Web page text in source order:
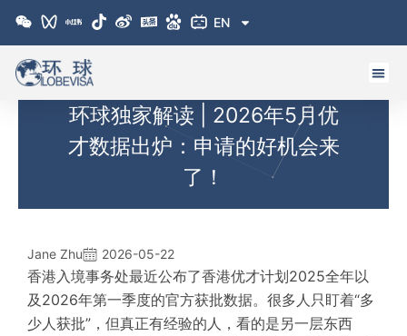
EN
环球独家解读 | 2026年5月优
才数据出炉：申请的好机会来
了！
Jane Zhu 2026-05-22
香港入境事务处最近公布了香港优才计划2025全年以
及2026年第一季度的官方获批数据。很多人只盯着“多
少人获批”，但真正有经验的人，看的是另一层东西